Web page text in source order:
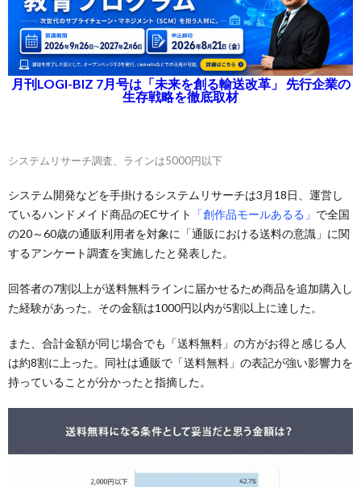
月刊LOGI-BIZ 7月号は「未来を創る輸送改革」 先行企業の
生存戦略を徹底取材
システムリサーチ調査、ラインは5000円以下
システム開発などを手掛けるシステムリサーチは3月18日、運営し
ているハンドメイド商品のECサイト
「創作品モールあるる」 で全国
の20～60歳の通販利用者を対象に「通販における送料の意識」に関
するアンケート調査を実施したと発表した。
回答者の7割以上が送料無料ラインに届かせるため商品を追加購入し
た経験があった。その金額は1000円以内が5割以上に達した。
また、合計金額が同じ場合でも「送料無料」の方がお得と感じる人
は約8割に上った。同社は通販で「送料無料」の表記が強い影響力を
持っていることが分かったと指摘した。